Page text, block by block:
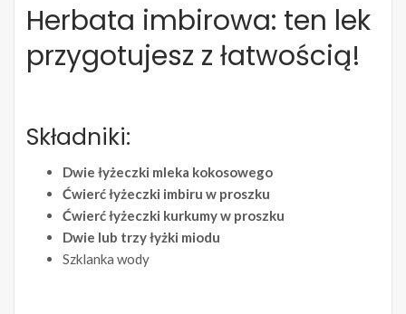
Herbata imbirowa: ten lek
przygotujesz z łatwością!
Składniki:
Dwie łyżeczki mleka kokosowego
Ćwierć łyżeczki imbiru w proszku
Ćwierć łyżeczki kurkumy w proszku
Dwie lub trzy łyżki miodu
Szklanka wody